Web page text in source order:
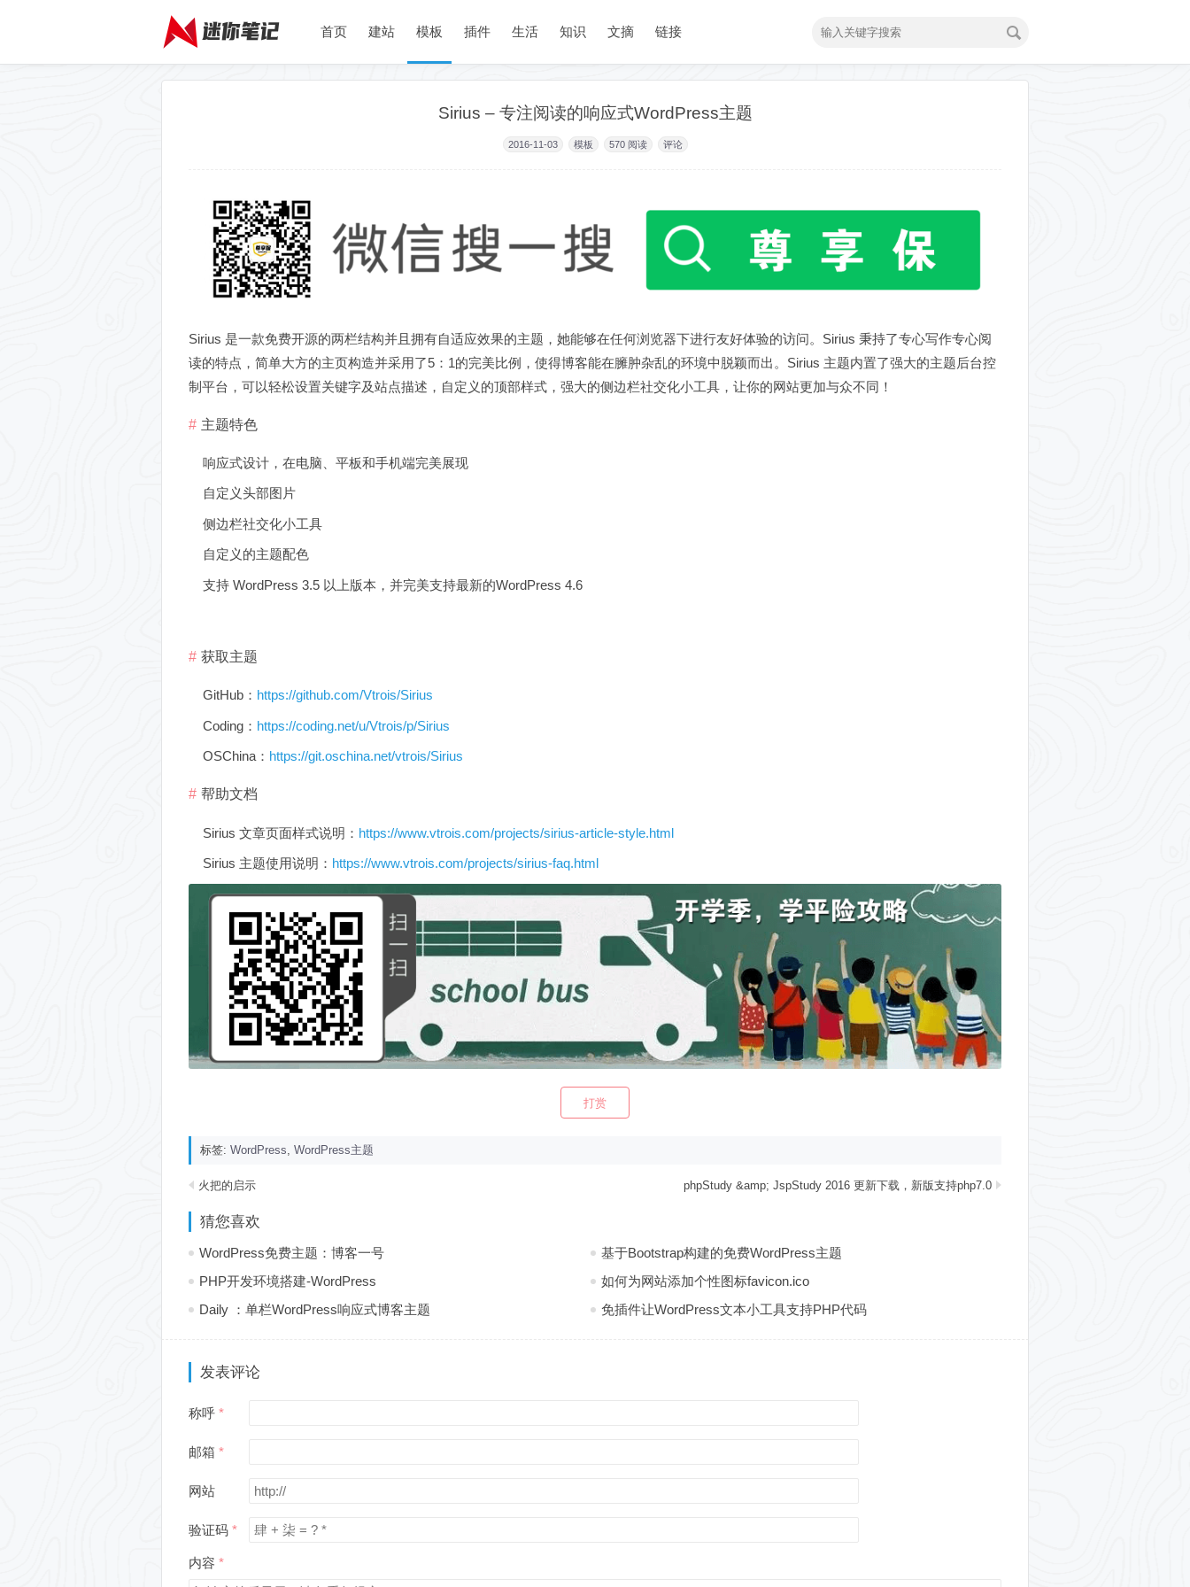
首页 建站 模板 插件 生活 知识 文摘 链接
Sirius – 专注阅读的响应式WordPress主题
2016-11-03 模板 570 阅读 评论
Sirius 是一款免费开源的两栏结构并且拥有自适应效果的主题，她能够在任何浏览器下进行友好体验的访问。Sirius 秉持了专心写作专心阅
读的特点，简单大方的主页构造并采用了5：1的完美比例，使得博客能在臃肿杂乱的环境中脱颖而出。Sirius 主题内置了强大的主题后台控
制平台，可以轻松设置关键字及站点描述，自定义的顶部样式，强大的侧边栏社交化小工具，让你的网站更加与众不同！
主题特色
响应式设计，在电脑、平板和手机端完美展现
自定义头部图片
侧边栏社交化小工具
自定义的主题配色
支持 WordPress 3.5 以上版本，并完美支持最新的WordPress 4.6
获取主题
GitHub： https://github.com/Vtrois/Sirius
Coding： https://coding.net/u/Vtrois/p/Sirius
OSChina： https://git.oschina.net/vtrois/Sirius
帮助文档
Sirius 文章页面样式说明： https://www.vtrois.com/projects/sirius-article-style.html
Sirius 主题使用说明： https://www.vtrois.com/projects/sirius-faq.html
打赏
标签:WordPress,WordPress主题
火把的启示 phpStudy &amp; JspStudy 2016 更新下载，新版支持php7.0
猜您喜欢
WordPress免费主题：博客一号
基于Bootstrap构建的免费WordPress主题
PHP开发环境搭建-WordPress
如何为网站添加个性图标favicon.ico
Daily ：单栏WordPress响应式博客主题
免插件让WordPress文本小工具支持PHP代码
发表评论
称呼
邮箱
网站
验证码
内容